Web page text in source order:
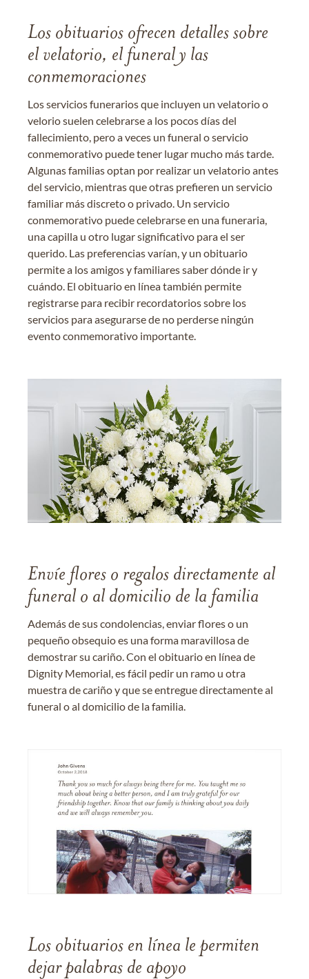
Los obituarios ofrecen detalles sobre
el velatorio, el funeral y las
conmemoraciones
Los servicios funerarios que incluyen un velatorio o
velorio suelen celebrarse a los pocos días del
fallecimiento, pero a veces un funeral o servicio
conmemorativo puede tener lugar mucho más tarde.
Algunas familias optan por realizar un velatorio antes
del servicio, mientras que otras prefieren un servicio
familiar más discreto o privado. Un servicio
conmemorativo puede celebrarse en una funeraria,
una capilla u otro lugar significativo para el ser
querido. Las preferencias varían, y un obituario
permite a los amigos y familiares saber dónde ir y
cuándo. El obituario en línea también permite
registrarse para recibir recordatorios sobre los
servicios para asegurarse de no perderse ningún
evento conmemorativo importante.
Envíe flores o regalos directamente al
funeral o al domicilio de la familia
Además de sus condolencias, enviar flores o un
pequeño obsequio es una forma maravillosa de
demostrar su cariño. Con el obituario en línea de
Dignity Memorial, es fácil pedir un ramo u otra
muestra de cariño y que se entregue directamente al
funeral o al domicilio de la familia.
Los obituarios en línea le permiten
dejar palabras de apoyo